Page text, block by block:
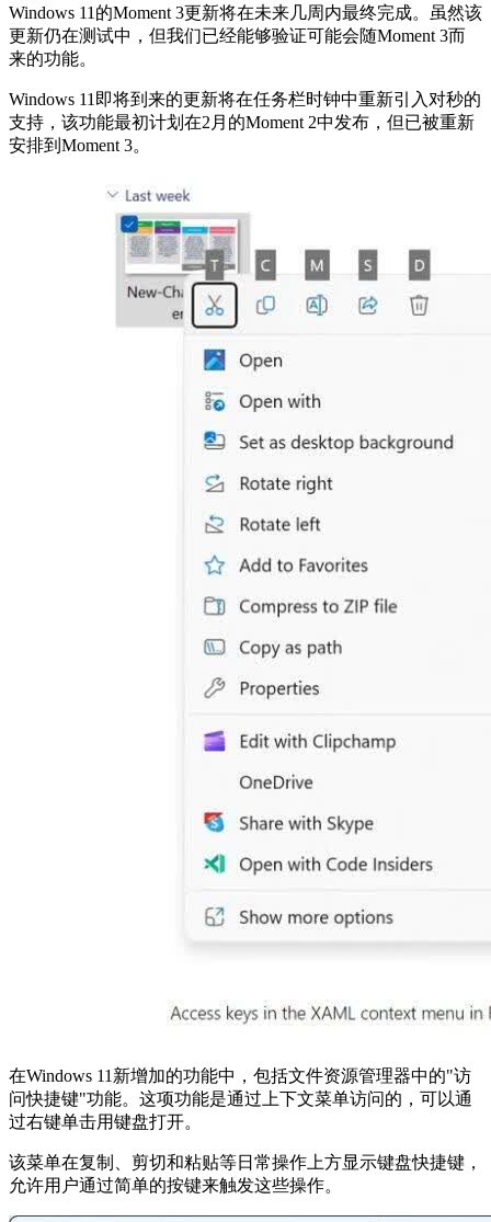
Windows 11的Moment 3更新将在未来几周内最终完成。虽然该
更新仍在测试中，但我们已经能够验证可能会随Moment 3而
来的功能。
Windows 11即将到来的更新将在任务栏时钟中重新引入对秒的
支持，该功能最初计划在2月的Moment 2中发布，但已被重新
安排到Moment 3。
在Windows 11新增加的功能中，包括文件资源管理器中的"访
问快捷键"功能。这项功能是通过上下文菜单访问的，可以通
过右键单击用键盘打开。
该菜单在复制、剪切和粘贴等日常操作上方显示键盘快捷键，
允许用户通过简单的按键来触发这些操作。